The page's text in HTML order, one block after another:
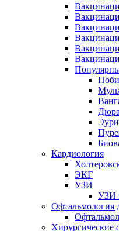
Кардиология
ЭКГ
УЗИ
УЗИ
Офтальмология
Хирургические